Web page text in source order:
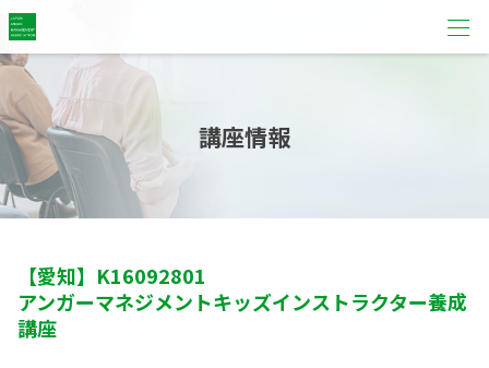
講座情報
【愛知】 K16092801
アンガーマネジメントキッズインストラクター養成
講座